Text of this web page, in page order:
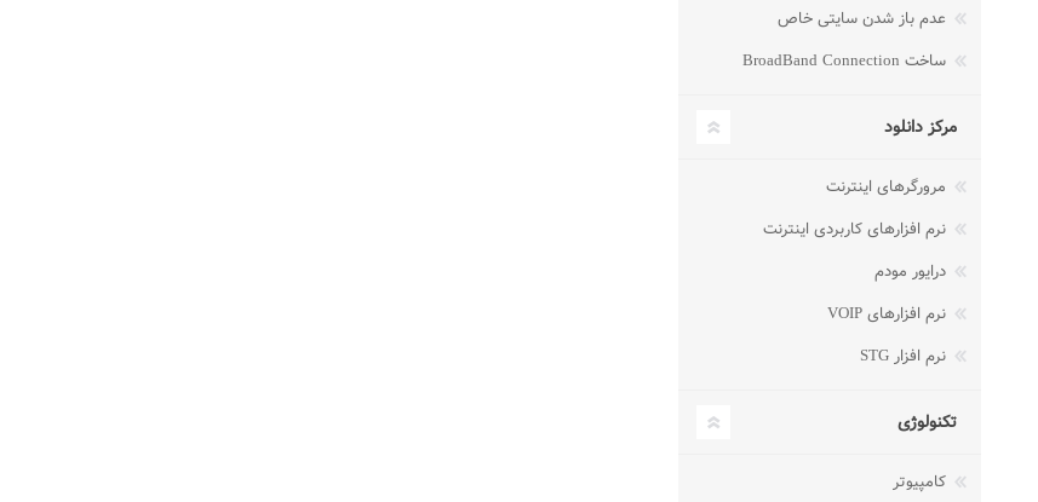
عدم باز شدن سایتی خاص
ساخت BroadBand Connection
مرکز دانلود
مرورگرهای اینترنت
نرم افزارهای کاربردی اینترنت
درایور مودم
نرم افزارهای VOIP
نرم افزار STG
تکنولوژی
کامپیوتر